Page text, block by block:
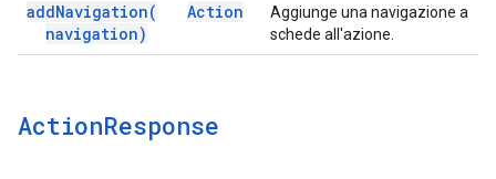
addNavigation(
navigation)
Action
Aggiunge una navigazione a
schede all'azione.
ActionResponse